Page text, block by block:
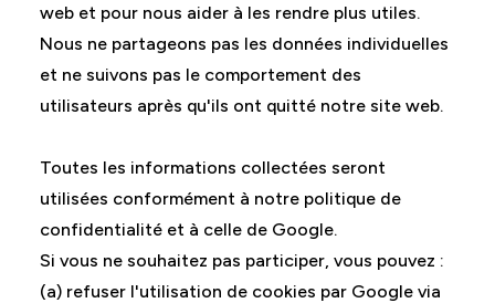
web et pour nous aider à les rendre plus utiles.
Nous ne partageons pas les données individuelles
et ne suivons pas le comportement des
utilisateurs après qu'ils ont quitté notre site web.
Toutes les informations collectées seront
utilisées conformément à notre politique de
confidentialité et à celle de Google.
Si vous ne souhaitez pas participer, vous pouvez :
(a) refuser l'utilisation de cookies par Google via